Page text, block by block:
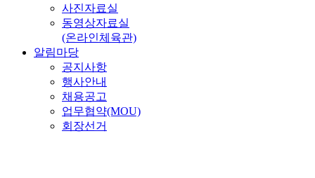
사진자료실
동영상자료실
(온라인체육관)
알림마당
공지사항
행사안내
채용공고
업무협약(MOU)
회장선거